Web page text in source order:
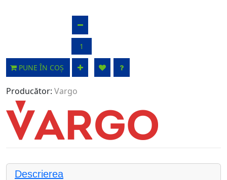
PUNE ÎN COȘ
Producător: Vargo
Descrierea